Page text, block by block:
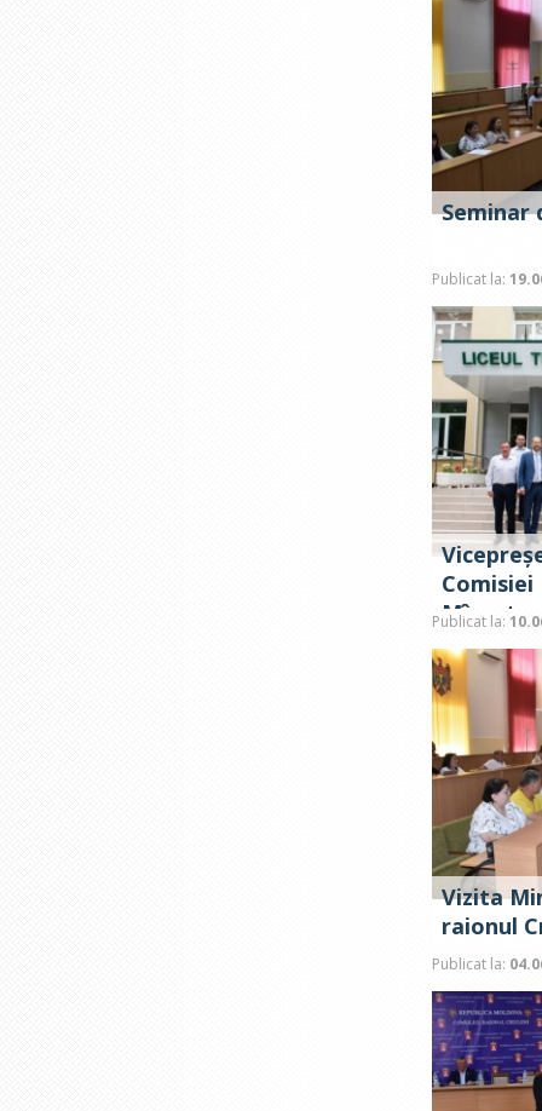
Seminar
Publicat la:
Comisiei
Mînzatu,
Publicat la:
Vizita
raionul
Publicat la: